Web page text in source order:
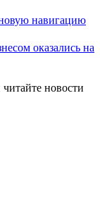
навигацию
оказались на
новости